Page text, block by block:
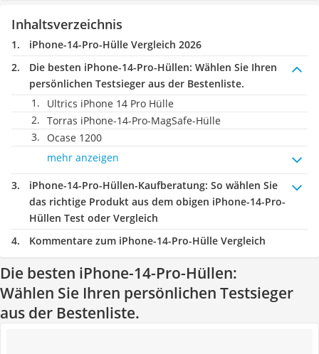
Inhaltsverzeichnis
iPhone-14-Pro-Hülle Vergleich 2026
Die besten iPhone-14-Pro-Hüllen: Wählen Sie Ihren
persönlichen Testsieger aus der Bestenliste.
Ultrics iPhone 14 Pro Hülle
Torras iPhone-14-Pro-MagSafe-Hülle
Ocase 1200
mehr anzeigen
iPhone-14-Pro-Hüllen-Kaufberatung: So wählen Sie
das richtige Produkt aus dem obigen iPhone-14-Pro-
Hüllen Test oder Vergleich
Kommentare zum iPhone-14-Pro-Hülle Vergleich
Die besten iPhone-14-Pro-Hüllen:
Wählen Sie Ihren persönlichen Testsieger
aus der Bestenliste.